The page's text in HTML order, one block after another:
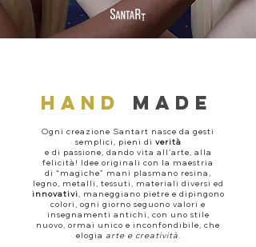
HAND MADE
Ogni creazione Santart nasce da gesti
semplici, pieni di verità
e di passione, dando vita all’arte, alla
felicità! Idee originali con la maestria
di “magiche” mani plasmano resina,
legno, metalli, tessuti, materiali diversi ed
innovativi, maneggiano pietre e dipingono
colori, ogni giorno seguono valori e
insegnamenti antichi, con uno stile
nuovo, ormai unico e inconfondibile, che
elogia arte e creatività.